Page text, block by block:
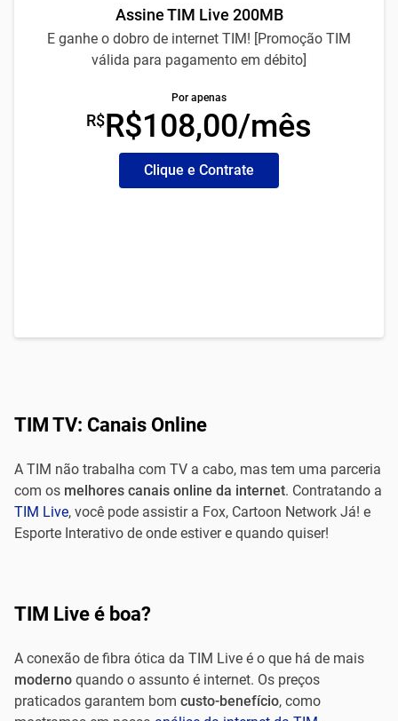
Assine TIM Live 200MB
E ganhe o dobro de internet TIM! [Promoção TIM
válida para pagamento em débito]
Por apenas
R$R$108,00/mês
Clique e Contrate
TIM TV: Canais Online
A TIM não trabalha com TV a cabo, mas tem uma parceria
com os melhores canais online da internet. Contratando a
TIM Live, você pode assistir a Fox, Cartoon Network Já! e
Esporte Interativo de onde estiver e quando quiser!
TIM Live é boa?
A conexão de fibra ótica da TIM Live é o que há de mais
moderno quando o assunto é internet. Os preços
praticados garantem bom custo-benefício, como